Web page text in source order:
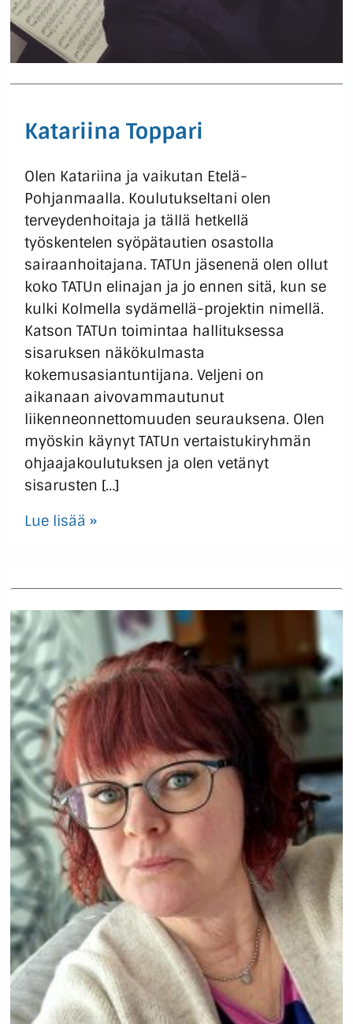
Katariina Toppari
Olen Katariina ja vaikutan Etelä-
Pohjanmaalla. Koulutukseltani olen
terveydenhoitaja ja tällä hetkellä
työskentelen syöpätautien osastolla
sairaanhoitajana. TATUn jäsenenä olen ollut
koko TATUn elinajan ja jo ennen sitä, kun se
kulki Kolmella sydämellä-projektin nimellä.
Katson TATUn toimintaa hallituksessa
sisaruksen näkökulmasta
kokemusasiantuntijana. Veljeni on
aikanaan aivovammautunut
liikenneonnettomuuden seurauksena. Olen
myöskin käynyt TATUn vertaistukiryhmän
ohjaajakoulutuksen ja olen vetänyt
sisarusten […]
Lue lisää »